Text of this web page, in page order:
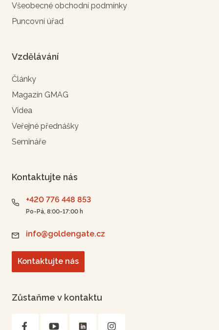
Všeobecné obchodní podmínky
Puncovní úřad
Vzdělávání
Články
Magazín GMAG
Videa
Veřejné přednášky
Semináře
Kontaktujte nás
+420 776 448 853
Po-Pá, 8:00-17:00 h
info@goldengate.cz
Kontaktujte nás
Zůstaňme v kontaktu